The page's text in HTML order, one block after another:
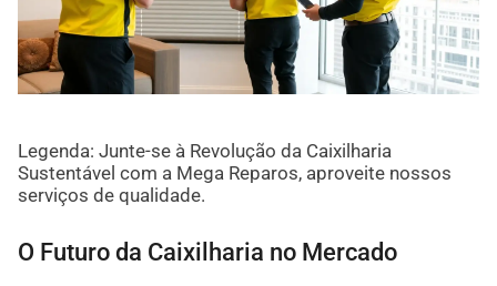
Legenda: Junte-se à Revolução da Caixilharia
Sustentável com a Mega Reparos, aproveite nossos
serviços de qualidade.
O Futuro da Caixilharia no Mercado